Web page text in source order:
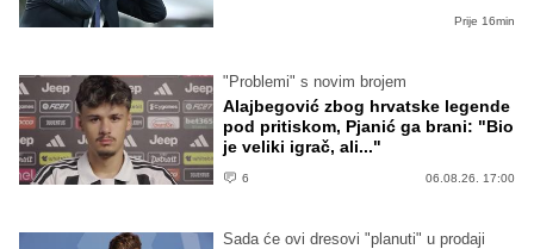
Prije 16min
"Problemi" s novim brojem
Alajbegović zbog hrvatske legende
pod pritiskom, Pjanić ga brani: "Bio
je veliki igrač, ali..."
6 06.08.26. 17:00
Sada će ovi dresovi "planuti" u prodaji